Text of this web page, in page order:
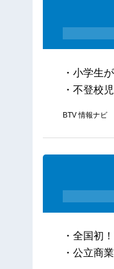
・小学生
・不登校
BTV 情報ナビ
・全国初
・公立商